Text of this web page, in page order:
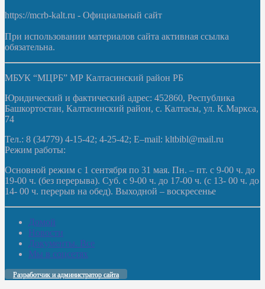
https://mcrb-kalt.ru - Официальный сайт
При использовании материалов сайта активная ссылка
обязательна.
МБУК “МЦРБ” МР Калтасинский район РБ
Юридический и фактический адрес: 452860, Республика
Башкортостан, Калтасинский район, с. Калтасы, ул. К.Маркса,
74
Тел.: 8 (34779) 4-15-42; 4-25-42; E–mail: kltbibl@mail.ru
Режим работы:
Основной режим с 1 сентября по 31 мая. Пн. – пт. с 9-00 ч. до
19-00 ч. (без перерыва). Суб. с 9-00 ч. до 17-00 ч. (с 13- 00 ч. до
14- 00 ч. перерыв на обед). Выходной – воскресенье
Домой
Новости
Документы. Все
Мы в соцсетях
Разработчик и администратор сайта